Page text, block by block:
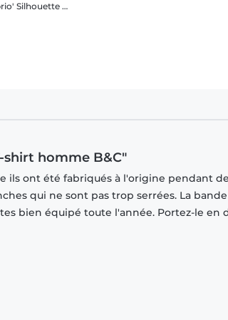
SilhouetteSweat à capuche standard homme
shirt homme B&C"
ont été fabriqués à l'origine pendant
qui ne sont pas trop serrées. La
bien équipé toute l'année. Portez-le en